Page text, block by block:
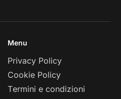
Menu
Privacy Policy
Cookie Policy
Termini e condizioni